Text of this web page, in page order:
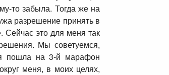
то забыла. Тогда же на
разрешение принять в
это для меня так
Мы советуемся,
пошла на 3-й марафон
меня, в моих целях,